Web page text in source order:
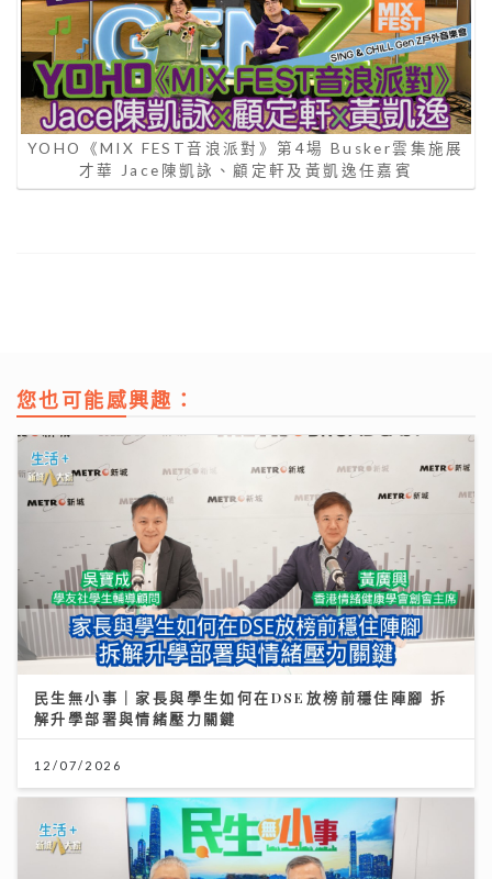
YOHO《MIX FEST音浪派對》第4場 Busker雲集施展
才華 Jace陳凱詠、顧定軒及黃凱逸任嘉賓
您也可能感興趣：
民生無小事｜家長與學生如何在DSE放榜前穩住陣腳 拆
解升學部署與情緒壓力關鍵
12/07/2026